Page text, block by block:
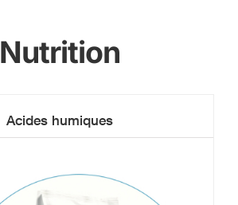
Nutrition
Acides humiques